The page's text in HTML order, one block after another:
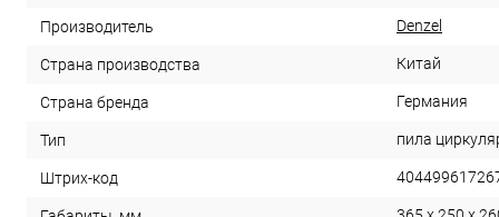
Производитель Denzel
Страна производства Китай
Страна бренда Германия
Тип пила
Штрих-код